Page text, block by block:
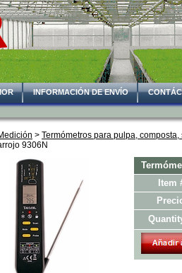
INFORMACIÓN DE ENVÍO
> Termómetros para pulpa,
9306N
Item